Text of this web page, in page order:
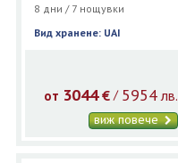
8 дни / 7 нощувки
Вид хранене: UAI
от 3044 €/ 5954 лв.
виж повече